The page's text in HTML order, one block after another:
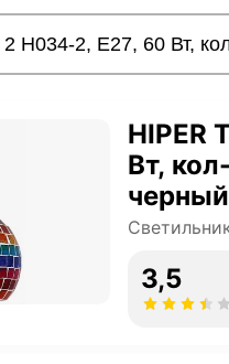
HIPER
Вт,
черный
3,5